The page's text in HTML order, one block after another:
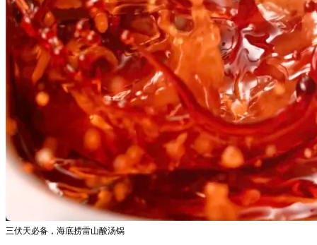
三伏天必备，海底捞雷山酸汤锅